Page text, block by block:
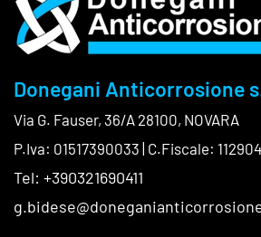
Donegani Anticorrosione
Via G. Fauser, 36/A 28100, NOVARA
P.Iva: 01517390033 | C.Fiscale:
Tel: +390321690411